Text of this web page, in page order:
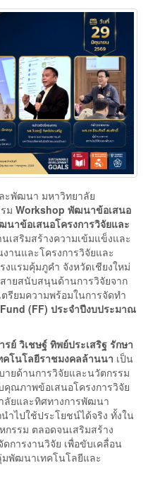
ะพัฒนา มหาวิทยาลัย
ม Workshop พัฒนาข้อเสนอ
าข้อเสนอโครงการวิจัยและ
เสริมสร้างความเข้มแข็งและ
านและโครงการวิจัยและ
แรมคุ้มภูคำ จังหวัดเชียงใหม่
ายสนับสนุนด้านการวิจัยจาก
รียมความพร้อมในการจัดทำ
(FF) ประจำปีงบประมาณ
รย์ วิเชษฐ์ ทิพย์ประเสริฐ รักษา
โนโลยีราชมงคลล้านนา เป็น
ยด้านการวิจัยและนวัตกรรม
ณภาพข้อเสนอโครงการวิจัย
ลัยและทิศทางการพัฒนา
ำไปใช้ประโยชน์ได้จริง ทั้งใน
รรม ตลอดจนเสริมสร้าง
การงานวิจัย เพื่อขับเคลื่อน
มพัฒนาเทคโนโลยีและ